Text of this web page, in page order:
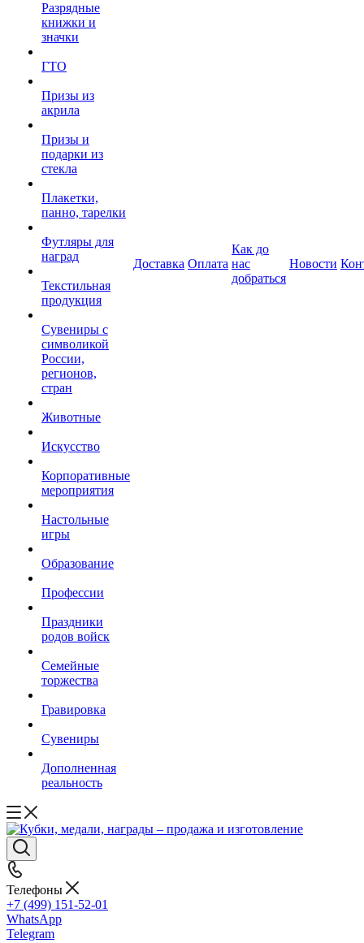
Разрядные
книжки и
значки
ГТО
Призы из
акрила
Призы и
подарки из
стекла
Плакетки,
панно, тарелки
Футляры для
наград
Текстильная
продукция
Сувениры с
символикой
России,
регионов,
стран
Животные
Искусство
Корпоративные
мероприятия
Настольные
игры
Образование
Профессии
Праздники
родов войск
Семейные
торжества
Гравировка
Сувениры
Дополненная
реальность
Доставка Оплата
Как до
нас
добраться
Новости
Телефоны
+7 (499) 151-52-01
WhatsApp
Telegram